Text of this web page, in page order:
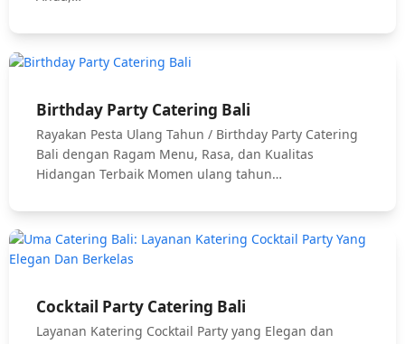
Birthday Party Catering Bali
Rayakan Pesta Ulang Tahun / Birthday Party Catering
Bali dengan Ragam Menu, Rasa, dan Kualitas
Hidangan Terbaik Momen ulang tahun…
Cocktail Party Catering Bali
Layanan Katering Cocktail Party yang Elegan dan